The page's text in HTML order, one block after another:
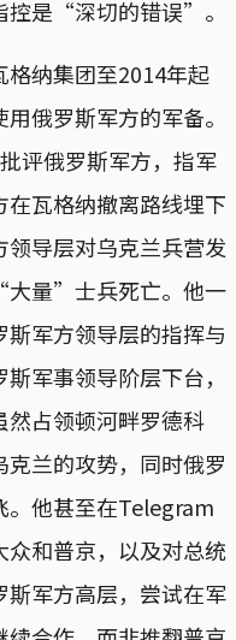
控是“深切的错误”。
格纳集团至2014年起
俄罗斯军方的军备。
评俄罗斯军方，指军
瓦格纳撤离路线埋下
导层对乌克兰兵营发
大量”士兵死亡。他一
军方领导层的指挥与
军事领导阶层下台，
然占领顿河畔罗德科
兰的攻势，同时俄罗
。他甚至在Telegram
和普京，以及对总统
军方高层，尝试在军